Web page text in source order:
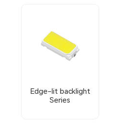
Edge-lit backlight
Series